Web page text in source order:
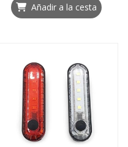
Añadir a la cesta